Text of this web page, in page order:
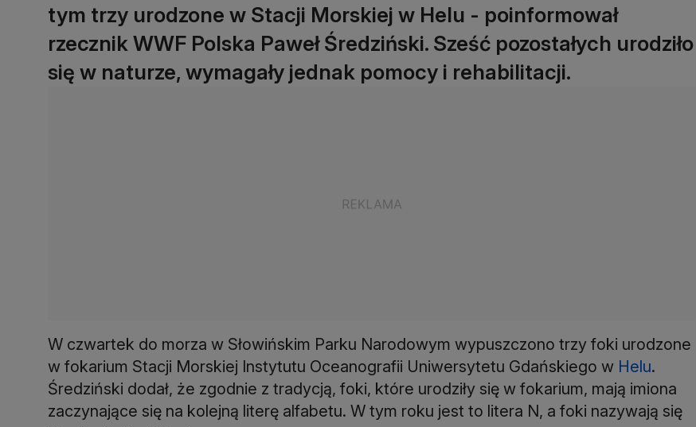
tym trzy urodzone w Stacji Morskiej w Helu - poinformował
rzecznik WWF Polska Paweł Średziński. Sześć pozostałych urodziło
się w naturze, wymagały jednak pomocy i rehabilitacji.
W czwartek do morza w Słowińskim Parku Narodowym wypuszczono trzy foki urodzone
w fokarium Stacji Morskiej Instytutu Oceanografii Uniwersytetu Gdańskiego w Helu.
Średziński dodał, że zgodnie z tradycją, foki, które urodziły się w fokarium, mają imiona
zaczynające się na kolejną literę alfabetu. W tym roku jest to litera N, a foki nazywają się